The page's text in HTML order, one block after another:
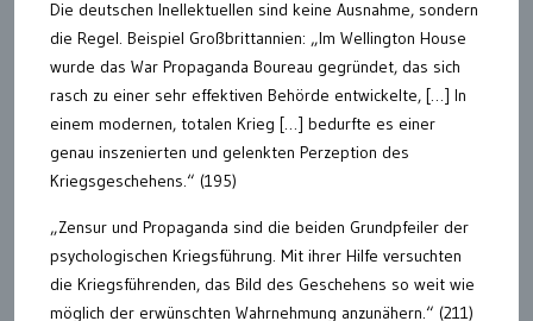
Die deutschen Inellektuellen sind keine Ausnahme, sondern
die Regel. Beispiel Großbrittannien: „Im Wellington House
wurde das War Propaganda Boureau gegründet, das sich
rasch zu einer sehr effektiven Behörde entwickelte, […] In
einem modernen, totalen Krieg […] bedurfte es einer
genau inszenierten und gelenkten Perzeption des
Kriegsgeschehens.“ (195)
„Zensur und Propaganda sind die beiden Grundpfeiler der
psychologischen Kriegsführung. Mit ihrer Hilfe versuchten
die Kriegsführenden, das Bild des Geschehens so weit wie
möglich der erwünschten Wahrnehmung anzunähern.“ (211)